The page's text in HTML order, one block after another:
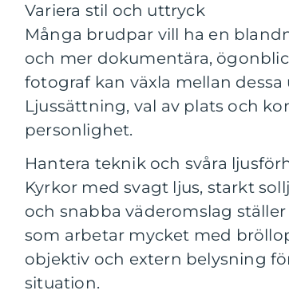
Variera stil och uttryck
Många brudpar vill ha en
och mer dokumentära,
fotograf kan växla mellan
Ljussättning, val av plats och
personlighet.
Hantera teknik och svåra
Kyrkor med svagt ljus, starkt
och snabba väderomslag
som arbetar mycket med
objektiv och extern belysning
situation.